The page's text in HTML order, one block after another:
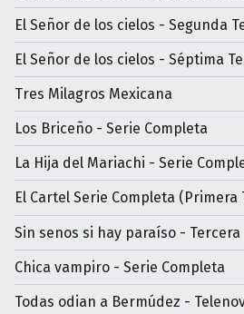
El Señor de los cielos - Segunda
El Señor de los cielos - Séptima
Tres Milagros Mexicana
Los Briceño - Serie Completa
La Hija del Mariachi - Serie
El Cartel Serie Completa (Primera
Sin senos si hay paraíso - Tercera
Chica vampiro - Serie Completa
Todas odian a Bermúdez -